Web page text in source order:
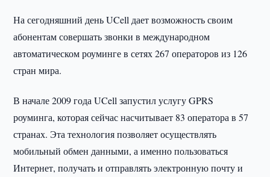
На сегодняшний день UCell дает возможность своим
абонентам совершать звонки в международном
автоматическом роуминге в сетях 267 операторов из 126
стран мира.
В начале 2009 года UCell запустил услугу GPRS
роуминга, которая сейчас насчитывает 83 оператора в 57
странах. Эта технология позволяет осуществлять
мобильный обмен данными, а именно пользоваться
Интернет, получать и отправлять электронную почту и